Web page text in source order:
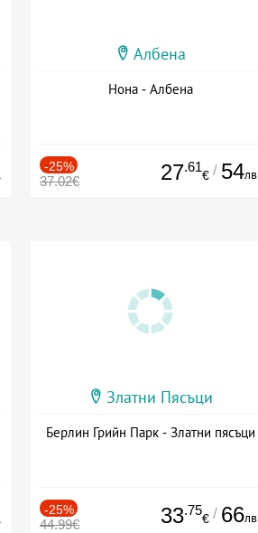
Албена
Нона - Албена
-25%
37.02€ 27.61
€ / 54лв.
Златни Пясъци
Берлин Грийн Парк - Златни пясъци
-25%
44.99€ 33.75
€ / 66лв.